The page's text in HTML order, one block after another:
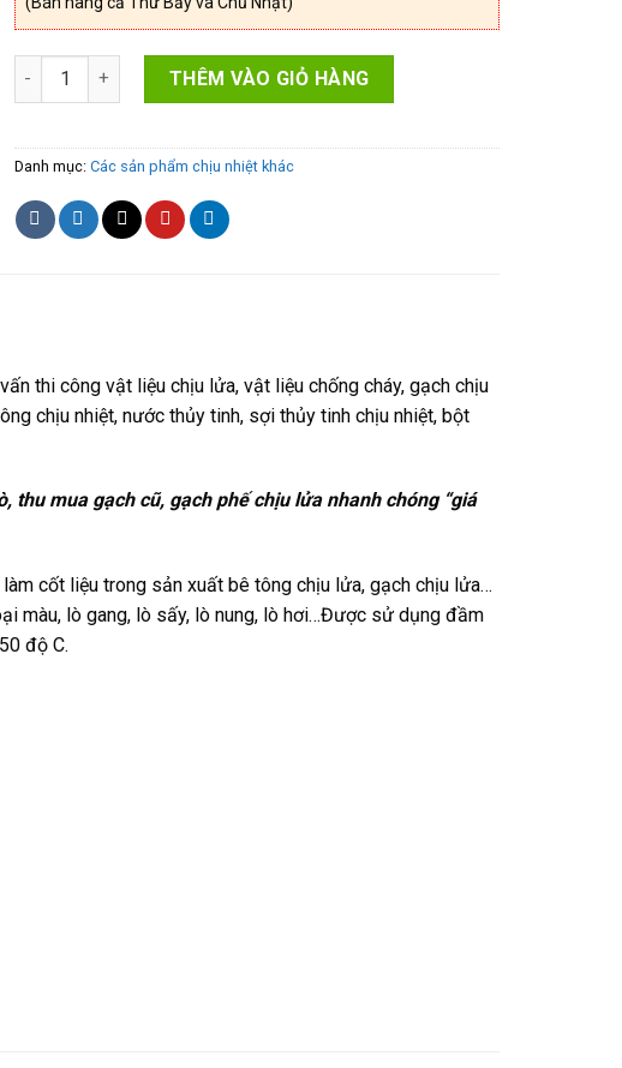
Sạn chịu lửa sa mốt số lượngTHÊM VÀO GIỎ HÀNG
Danh mục: Các sản phẩm chịu nhiệt khác
thi công vật liệu chịu lửa, vật liệu chống cháy, gạch chịu
chịu nhiệt, nước thủy tinh, sợi thủy tinh chịu nhiệt, bột
thu mua gạch cũ, gạch phế chịu lửa nhanh chóng “giá
cốt liệu trong sản xuất bê tông chịu lửa, gạch chịu lửa…
màu, lò gang, lò sấy, lò nung, lò hơi…Được sử dụng đầm
độ C.